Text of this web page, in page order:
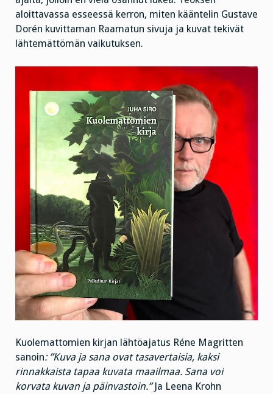
aloittavassa esseessä kerron, miten kääntelin Gustave
Dorén kuvittaman Raamatun sivuja ja kuvat tekivät
lähtemättömän vaikutuksen.
Kuolemattomien kirjan lähtöajatus Réne Magritten
sanoin: ”Kuva ja sana ovat tasavertaisia, kaksi
rinnakkaista tapaa kuvata maailmaa. Sana voi
korvata kuvan ja päinvastoin.”Ja Leena Krohn